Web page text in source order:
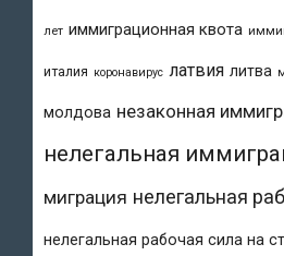
лет иммиграционная квота
италия коронавирус латвия литва
молдова незаконная
нелегальная
миграция нелегальная
нелегальная рабочая сила на